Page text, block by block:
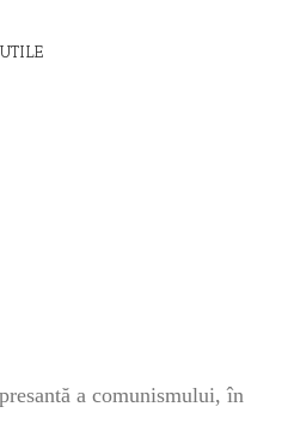
a comunismului, în